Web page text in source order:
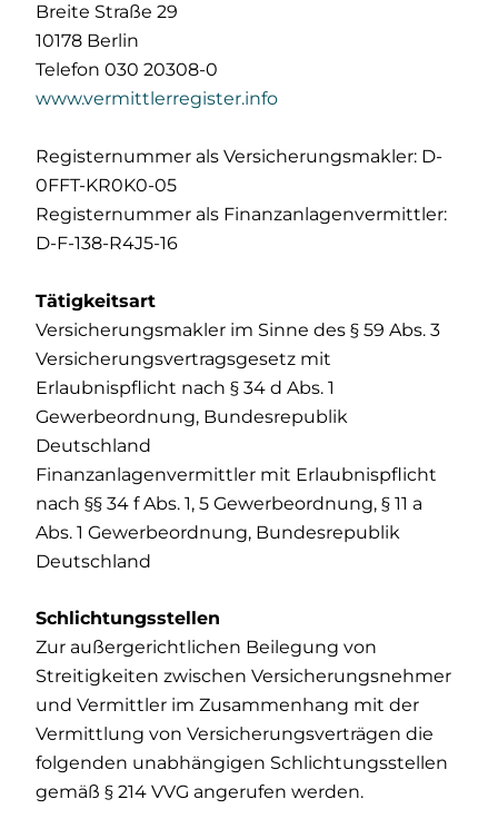
Breite Straße 29
10178 Berlin
Telefon 030 20308-0
www.vermittlerregister.info
Registernummer als Versicherungsmakler: D-
0FFT-KR0K0-05
Registernummer als Finanzanlagenvermittler:
D-F-138-R4J5-16
Tätigkeitsart
Versicherungsmakler im Sinne des § 59 Abs. 3
Versicherungsvertragsgesetz mit
Erlaubnispflicht nach § 34 d Abs. 1
Gewerbeordnung, Bundesrepublik
Deutschland
Finanzanlagenvermittler mit Erlaubnispflicht
nach §§ 34 f Abs. 1, 5 Gewerbeordnung, § 11 a
Abs. 1 Gewerbeordnung, Bundesrepublik
Deutschland
Schlichtungsstellen
Zur außergerichtlichen Beilegung von
Streitigkeiten zwischen Versicherungsnehmer
und Vermittler im Zusammenhang mit der
Vermittlung von Versicherungsverträgen die
folgenden unabhängigen Schlichtungsstellen
gemäß § 214 VVG angerufen werden.